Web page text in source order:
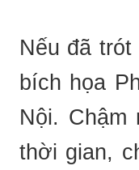
Nếu đã
bích họa
Nội. Chậm
thời gian,